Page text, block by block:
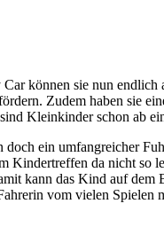
können sie nun
Zudem haben sie
Kleinkinder schon ab
ein umfangreicher
Kindertreffen da nicht
kann das Kind auf
vom vielen